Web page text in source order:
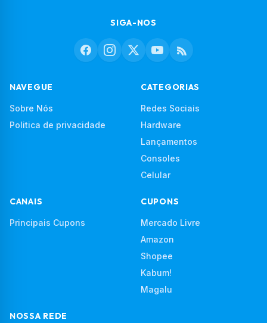
SIGA-NOS
NAVEGUE
Sobre Nós
Politica de privacidade
CATEGORIAS
Redes Sociais
Hardware
Lançamentos
Consoles
Celular
CANAIS
Principais Cupons
CUPONS
Mercado Livre
Amazon
Shopee
Kabum!
Magalu
NOSSA REDE